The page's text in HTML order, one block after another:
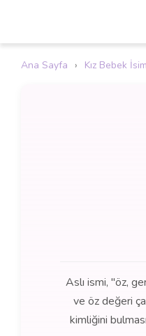
Ana Sayfa › Kız Bebek
Aslı ismi, "öz,
ve öz değeri
kimliğini